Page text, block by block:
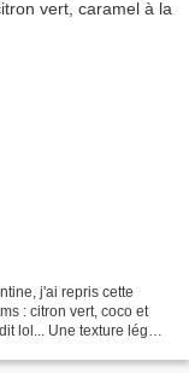
j'ai repris cette
: citron vert, coco et
lol... Une texture légère